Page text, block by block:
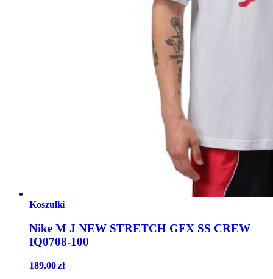
Koszulki
Nike M J NEW STRETCH GFX SS CREW
IQ0708-100
189,00zł